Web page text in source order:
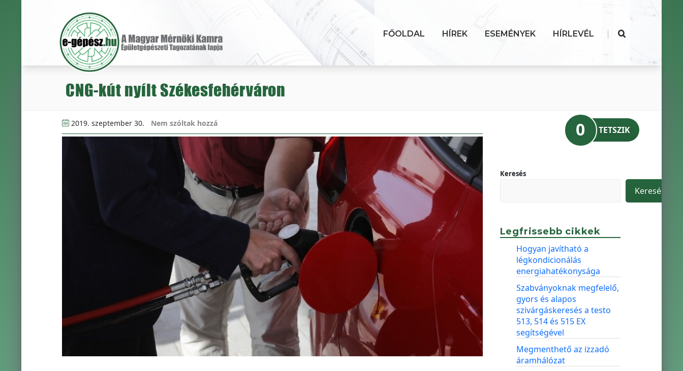
FŐOLDAL HÍREK ESEMÉNYEK HÍRLEVÉL |
CNG-kút nyílt Székesfehérváron
2019. szeptember 30. Nem szóltak hozzá 0 TETSZIK
Keresés
Keresés
Legfrissebb cikkek
Hogyan javítható a
légkondicionálás
energiahatékonysága
Szabványoknak megfelelő,
gyors és alapos
szivárgáskeresés a testo
513, 514 és 515 EX
segítségével
Megmenthető az izzadó
áramhálózat